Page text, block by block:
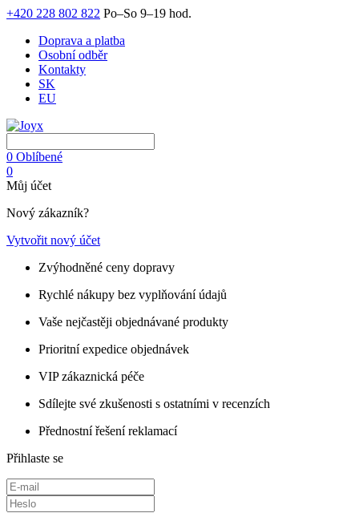
+420 228 802 822 Po–So 9–19 hod.
Doprava a platba
Osobní odběr
Kontakty
SK
EU
0 Oblíbené
0
Můj účet
Nový zákazník?
Vytvořit nový účet
Zvýhodněné ceny dopravy
Rychlé nákupy bez vyplňování údajů
Vaše nejčastěji objednávané produkty
Prioritní expedice objednávek
VIP zákaznická péče
Sdílejte své zkušenosti s ostatními v recenzích
Přednostní řešení reklamací
Přihlaste se